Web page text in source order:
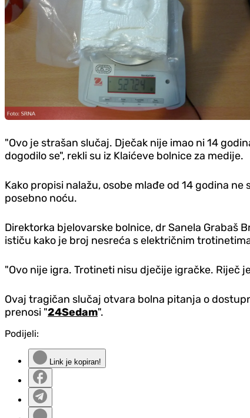
"Ovo je strašan slučaj. D‌ječak nije imao ni 14
dogodilo se", rekli su iz Klaićeve bolnice za medije.
Kako propisi nalažu, osobe mlađe od 14 godina
posebno noću.
Direktorka bjelovarske bolnice, dr Sanela Grabaš
ističu kako je broj nesreća s električnim
"Ovo nije igra. Trotineti nisu d‌ječije igračke. Riječ
Ovaj tragičan slučaj otvara bolna pitanja o
prenosi "24Sedam".
Podijeli:
Link je kopiran!